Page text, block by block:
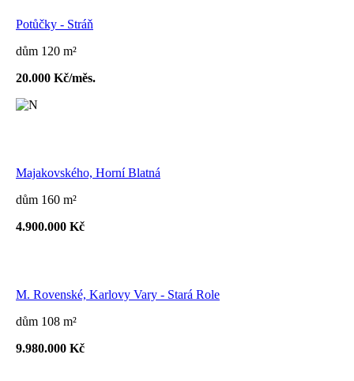
Potůčky - Stráň
dům 120 m²
20.000 Kč/měs.
Majakovského, Horní Blatná
dům 160 m²
4.900.000 Kč
M. Rovenské, Karlovy Vary - Stará Role
dům 108 m²
9.980.000 Kč